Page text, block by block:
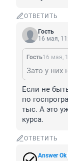
ОТВЕТИТЬ
Гость
16 мая,
Гость16 мая,
Зато у них
Если не
по
тыс. А это
курса.
ОТВЕТИТЬ
Answer Ok